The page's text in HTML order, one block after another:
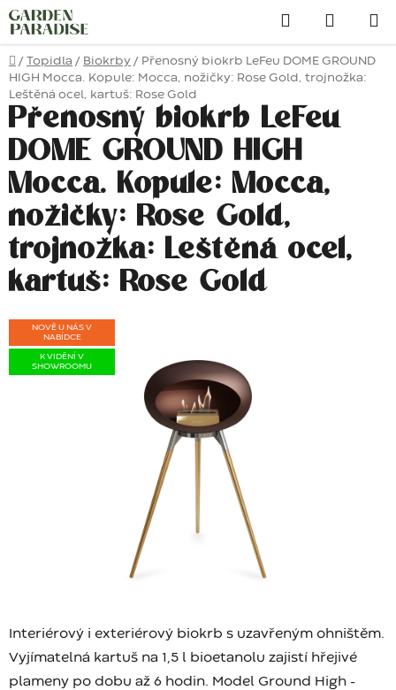
Přejít
na
obsah
Hledat
Domů
/ Topidla / Biokrby / Přenosný biokrb LeFeu DOME GROUND
HIGH Mocca. Kopule: Mocca, nožičky: Rose Gold, trojnožka:
Leštěná ocel, kartuš: Rose Gold
Interiérový i exteriérový biokrb s uzavřeným ohništěm.
Vyjímatelná kartuš na 1,5 l bioetanolu zajistí hřejivé
plameny po dobu až 6 hodin. Model Ground High -
Přenosný biokrb LeFeu
DOME GROUND HIGH
Mocca. Kopule: Mocca,
nožičky: Rose Gold,
trojnožka: Leštěná ocel,
kartuš: Rose Gold
NOVĚ U NÁS V
NABÍDCE
K VIDĚNÍ V
SHOWROOMU